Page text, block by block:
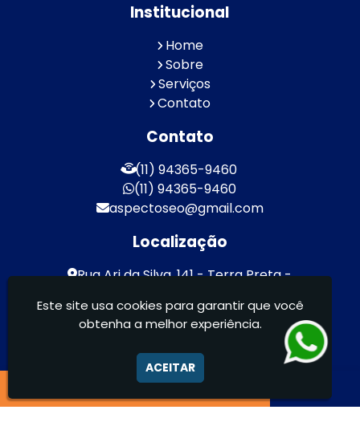
Institucional
Home
Sobre
Serviços
Contato
Contato
(11) 94365-9460
(11) 94365-9460
aspectoseo@gmail.com
Localização
Rua Ari da Silva, 141 - Terra Preta -
Aspecto Comunicação Visual Ltda -
Este site usa cookies para garantir que você
obtenha a melhor experiência.
ACEITAR